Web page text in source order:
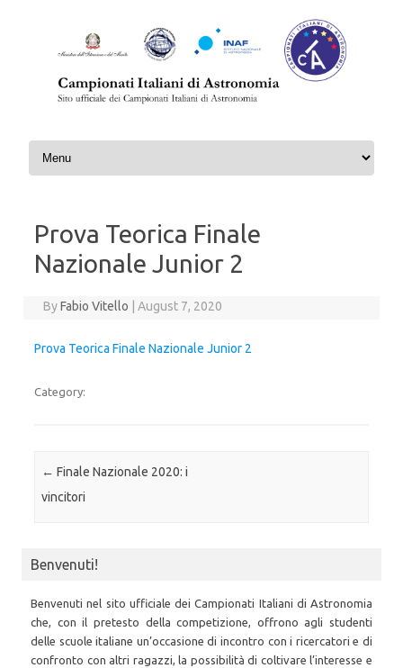
Skip to content
Prova Teorica Finale
Nazionale Junior 2
ByFabio Vitello August 7, 2020
Prova Teorica Finale Nazionale Junior 2
Category:
Post navigation
← Finale Nazionale 2020: i
vincitori
Benvenuti!
Benvenuti nel sito ufficiale dei Campionati Italiani di Astronomia
che, con il pretesto della competizione, offrono agli studenti
delle scuole italiane un’occasione di incontro con i ricercatori e di
confronto con altri ragazzi, la possibilità di coltivare l’interesse e